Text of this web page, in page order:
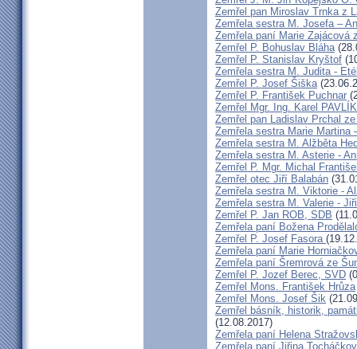
Zemřel pan Miroslav Trnka z
Zemřela sestra M. Josefa –
Zemřela paní Marie Zajácová
Zemřel P. Bohuslav Bláha
Zemřel P. Stanislav Kryštof
Zemřela sestra M. Judita -
Zemřel P. Josef Šiška
Zemřel P. František Puchnar
Zemřel Mgr. Ing. Karel
Zemřel pan Ladislav Prchal
Zemřela sestra Marie Martina
Zemřela sestra M. Alžběta
Zemřela sestra M. Asterie -
Zemřel P. Mgr. Michal
Zemřel otec Jiří Balabán
Zemřela sestra M. Viktorie -
Zemřela sestra M. Valerie -
Zemřel P. Jan ROB, SDB
Zemřela paní Božena
Zemřel P. Josef Fasora
Zemřela paní Marie
Zemřela paní Šremrová ze
Zemřel P. Jozef Berec, SVD
Zemřel Mons. František Hrůza
Zemřel Mons. Josef Šik
Zemřel básník, historik,
(12.08.2017)
Zemřela paní Helena
Zemřela paní Jiřina